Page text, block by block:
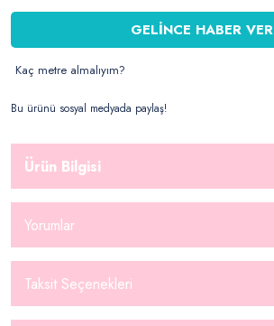
GELİNCE HABER VER
Kaç metre almalıyım?
Bu ürünü sosyal medyada paylaş!
Ürün Bilgisi
Yorumlar
Taksit Seçenekleri